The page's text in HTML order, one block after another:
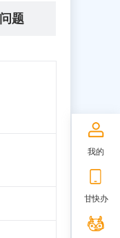
题
我的
甘快办